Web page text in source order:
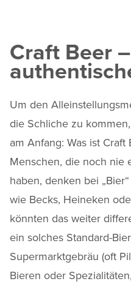
Craft Beer
Um den
die Schliche zu
am Anfang: Was ist
Menschen, die noch nie
haben, denken bei
wie Becks, Heineken
könnten das weiter
ein solches Standard-
Supermarktgebräu (oft
Bieren oder